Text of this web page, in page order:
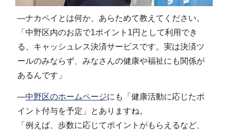
―ナカペイとは何か、あらためて教えてください。
「中野区内のお店で1ポイント1円として利用でき
る、キャッシュレス決済サービスです。実は決済ツ
ールのみならず、みなさんの健康や福祉にも関係が
あるんです」
―中野区のホームページにも「健康活動に応じたポ
イント付与を予定」とありますね。
「例えば、歩数に応じてポイントがもらえるなど、